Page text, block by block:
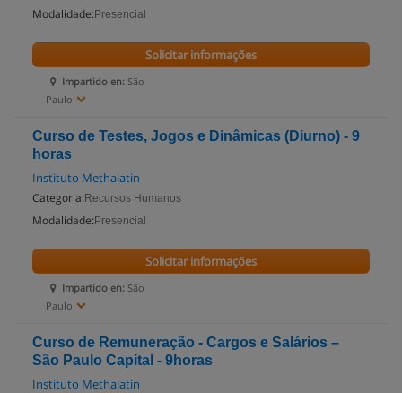
Modalidade: Presencial
Impartido en: São
Paulo
Solicitar informações
Curso de Testes, Jogos e Dinâmicas (Diurno) - 9
horas
Instituto Methalatin
Categoria: Recursos Humanos
Modalidade: Presencial
Impartido en: São
Paulo
Solicitar informações
Curso de Remuneração - Cargos e Salários –
São Paulo Capital - 9horas
Instituto Methalatin